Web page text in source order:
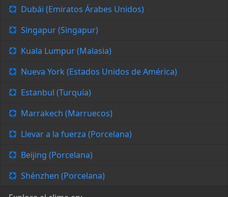
Dubái (Emiratos Árabes Unidos)
Singapur (Singapur)
Kuala Lumpur (Malasia)
Nueva York (Estados Unidos de América)
Estanbul (Turquía)
Marrakech (Marruecos)
Llevar a la fuerza (Porcelana)
Beijing (Porcelana)
Shénzhen (Porcelana)